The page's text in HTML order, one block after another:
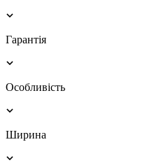
Гарантія
Особливість
Ширина